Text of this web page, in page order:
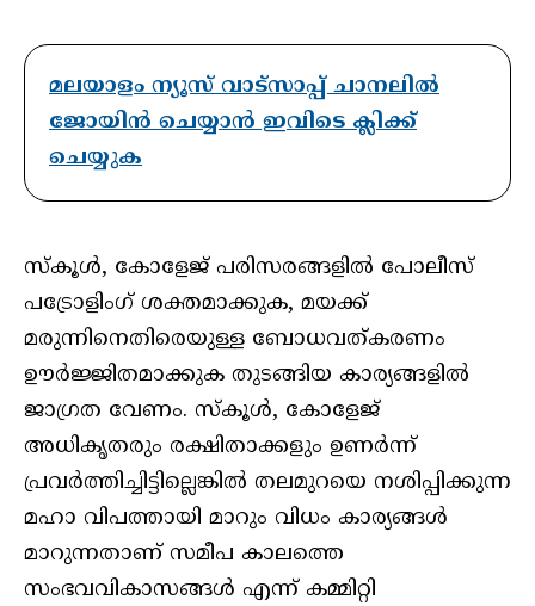
മലയാളം ന്യൂസ് വാട്സാപ്പ് ചാനലിൽ
ജോയിൻ ചെയ്യാൻ ഇവിടെ ക്ലിക്ക്
ചെയ്യുക
സ്‌കൂൾ, കോളേജ് പരിസരങ്ങളിൽ പോലീസ്
പട്രോളിംഗ് ശക്തമാക്കുക, മയക്ക്
മരുന്നിനെതിരെയുള്ള ബോധവത്കരണം
ഊർജ്ജിതമാക്കുക തുടങ്ങിയ കാര്യങ്ങളിൽ
ജാഗ്രത വേണം. സ്‌കൂൾ, കോളേജ്
അധികൃതരും രക്ഷിതാക്കളും ഉണർന്ന്
പ്രവർത്തിച്ചിട്ടില്ലെങ്കിൽ തലമുറയെ നശിപ്പിക്കുന്ന
മഹാ വിപത്തായി മാറും വിധം കാര്യങ്ങൾ
മാറുന്നതാണ് സമീപ കാലത്തെ
സംഭവവികാസങ്ങൾ എന്ന് കമ്മിറ്റി